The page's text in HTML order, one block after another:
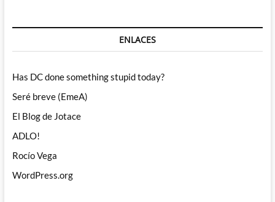
ENLACES
Has DC done something stupid today?
Seré breve (EmeA)
El Blog de Jotace
ADLO!
Rocío Vega
WordPress.org